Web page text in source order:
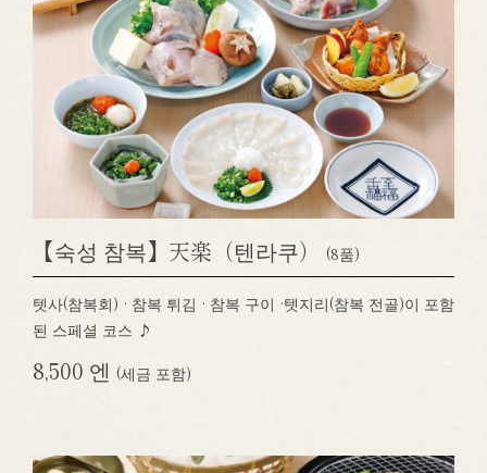
【숙성 참복】天楽（텐라쿠） (8품)
텟사(참복회) · 참복 튀김 · 참복 구이 ·텟지리(참복 전골)이 포함
된 스페셜 코스 ♪
8,500 엔 (세금 포함)